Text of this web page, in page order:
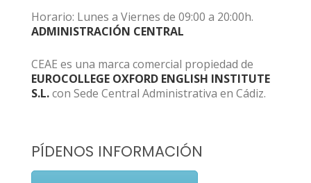
Horario: Lunes a Viernes de 09:00 a 20:00h.
ADMINISTRACIÓN CENTRAL
CEAE es una marca comercial propiedad de
EUROCOLLEGE OXFORD ENGLISH INSTITUTE
S.L.con Sede Central Administrativa en Cádiz.
PÍDENOS INFORMACIÓN